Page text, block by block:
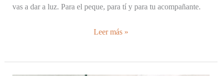
vas a dar a luz. Para el peque, para tí y para tu acompañante.
¿Qué
Leer más »